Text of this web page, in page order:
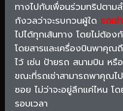
ทางไปกับเพื่อนร่วมทริปตาม
กังวลว่าจะรบกวนผู้ใด รถเ
ไปได้ทุกเส้นทาง โดยไม่ต้อง
โดยสารและเครื่องบินพาคุ
ไว้ เช่น ป้ายรถ สนามบิน หรื
ขณะที่รถเช่าสามารถพาคุณ
ซอย ไม่ว่าจะอยู่ลึกแค่ไหน โ
รอบเวลา